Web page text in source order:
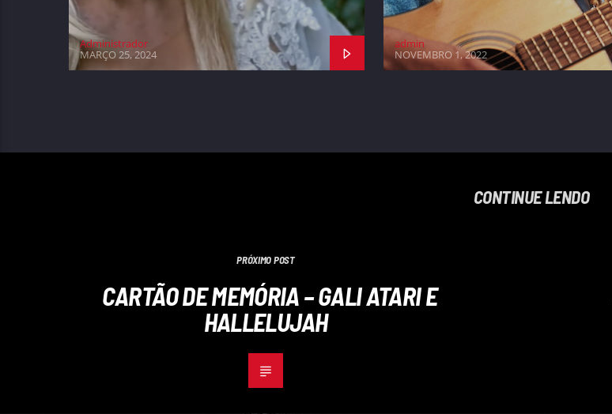
Administrador
MARÇO 25, 2024
admin
NOVEMBRO 1, 2022
CONTINUE LENDO
PRÓXIMO POST
CARTÃO DE MEMÓRIA – GALI ATARI E
HALLELUJAH